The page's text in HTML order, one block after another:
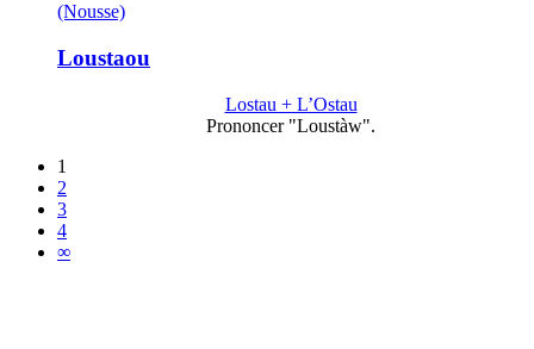
(Nousse)
Loustaou
Lostau + L’Ostau
Prononcer "Loustàw".
1
2
3
4
∞